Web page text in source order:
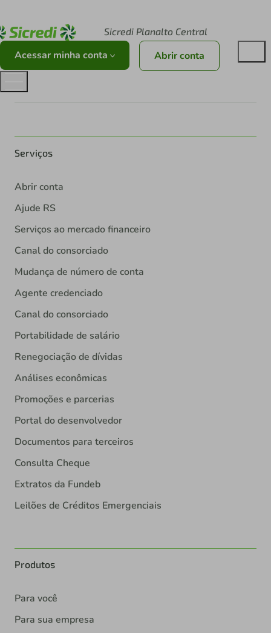
Sicredi Planalto Central
Acessar minha conta Abrir conta
Serviços
Abrir conta
Ajude RS
Serviços ao mercado financeiro
Canal do consorciado
Mudança de número de conta
Agente credenciado
Canal do consorciado
Portabilidade de salário
Renegociação de dívidas
Análises econômicas
Promoções e parcerias
Portal do desenvolvedor
Documentos para terceiros
Consulta Cheque
Extratos da Fundeb
Leilões de Créditos Emergenciais
Produtos
Para você
Para sua empresa